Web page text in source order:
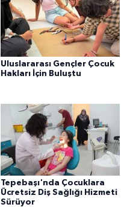
Uluslararası Gençler Çocuk
Hakları İçin Buluştu
Tepebaşı'nda Çocuklara
Ücretsiz Diş Sağlığı Hizmeti
Sürüyor